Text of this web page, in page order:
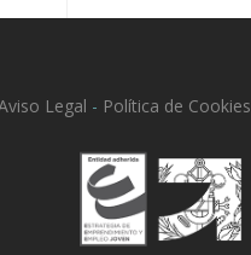
Legal - Política de Cookies